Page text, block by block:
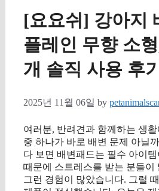
[요요쉬] 강아지
플레인 무향 소
개 솔직 사용 후기
2025년 11월 06일 by
여러분, 반려견과 함께하는 생
중 하나가 바로 배변 문제 아닐
다 보면 배변패드는 필수 아이
때문에 스트레스를 받는 분들이
그런 경험이 많았습니다. 그럴